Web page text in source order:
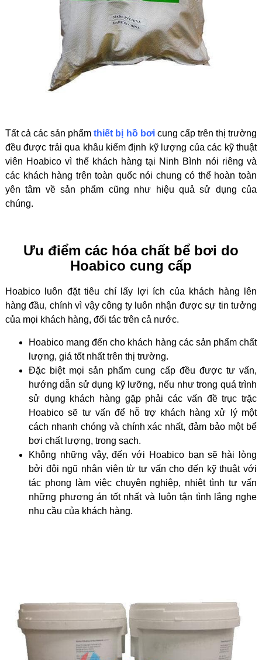
Tất cả các sản phẩmthiết bị hồ bơicung cấp trên thị trường
đều được trải qua khâu kiểm định kỹ lượng của các kỹ thuật
viên Hoabico vì thế khách hàng tại Ninh Bình nói riêng và
các khách hàng trên toàn quốc nói chung có thể hoàn toàn
yên tâm về sản phẩm cũng như hiệu quả sử dụng của
chúng.
Ưu điểm các hóa chất bể bơi do
Hoabico cung cấp
Hoabico luôn đặt tiêu chí lấy lợi ích của khách hàng lên
hàng đầu, chính vì vậy công ty luôn nhận được sự tin tưởng
của mọi khách hàng, đối tác trên cả nước.
Hoabico mang đến cho khách hàng các sản phẩm chất
lượng, giá tốt nhất trên thị trường.
Đặc biệt mọi sản phẩm cung cấp đều được tư vấn,
hướng dẫn sử dụng kỹ lưỡng, nếu như trong quá trình
sử dụng khách hàng gặp phải các vấn đề trục trặc
Hoabico sẽ tư vấn để hỗ trợ khách hàng xử lý một
cách nhanh chóng và chính xác nhất, đảm bảo một bể
bơi chất lượng, trong sạch.
Không những vậy, đến với Hoabico bạn sẽ hài lòng
bởi đội ngũ nhân viên từ tư vấn cho đến kỹ thuật với
tác phong làm việc chuyên nghiệp, nhiệt tình tư vấn
những phương án tốt nhất và luôn tận tình lắng nghe
nhu cầu của khách hàng.